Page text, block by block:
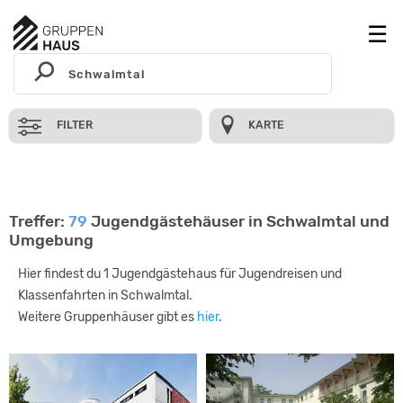
FILTER KARTE
Treffer: 79 Jugendgästehäuser in Schwalmtal und
Umgebung
Hier findest du 1 Jugendgästehaus für Jugendreisen und
Klassenfahrten in Schwalmtal.
Weitere Gruppenhäuser gibt es hier.